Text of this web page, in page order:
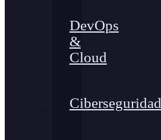
DevOps
&
Cloud
Ciberseguridad